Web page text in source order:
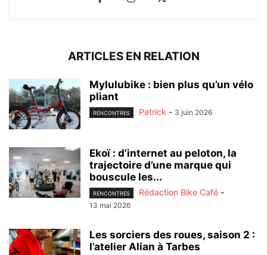
ARTICLES EN RELATION
Mylulubike : bien plus qu’un vélo
pliant
RENCONTRES Patrick - 3 juin 2026
Ekoï : d’internet au peloton, la
trajectoire d’une marque qui
bouscule les...
RENCONTRES Rédaction Bike Café -
13 mai 2026
Les sorciers des roues, saison 2 :
l’atelier Alian à Tarbes